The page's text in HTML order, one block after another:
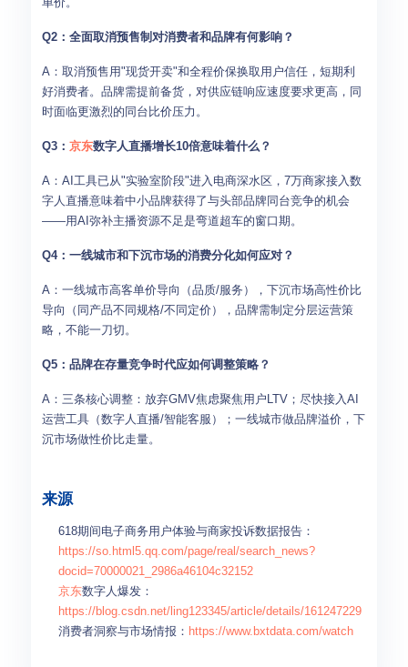
Q2：全面取消预售制对消费者和品牌有何影响？
A：取消预售用"现货开卖"和全程价保换取用户信任，短期利
好消费者。品牌需提前备货，对供应链响应速度要求更高，同
时面临更激烈的同台比价压力。
Q3： 京东数字人直播增长10倍意味着什么？
A：AI工具已从"实验室阶段"进入电商深水区，7万商家接入数
字人直播意味着中小品牌获得了与头部品牌同台竞争的机会
——用AI弥补主播资源不足是弯道超车的窗口期。
Q4：一线城市和下沉市场的消费分化如何应对？
A：一线城市高客单价导向（品质/服务），下沉市场高性价比
导向（同产品不同规格/不同定价），品牌需制定分层运营策
略，不能一刀切。
Q5：品牌在存量竞争时代应如何调整策略？
A：三条核心调整：放弃GMV焦虑聚焦用户LTV；尽快接入AI
运营工具（数字人直播/智能客服）；一线城市做品牌溢价，下
沉市场做性价比走量。
来源
618期间电子商务用户体验与商家投诉数据报告：
https://so.html5.qq.com/page/real/search_news?
docid=70000021_2986a46104c32152
京东数字人爆发：
https://blog.csdn.net/ling123345/article/details/161247229
消费者洞察与市场情报： https://www.bxtdata.com/watch